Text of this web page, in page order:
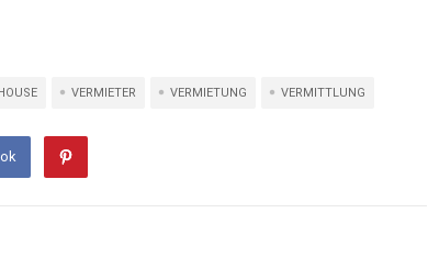
VERMIETER VERMIETUNG VERMITTLUNG